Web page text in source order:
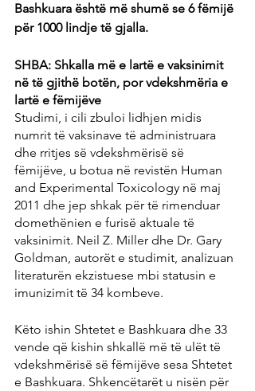
Bashkuara është më shumë se 6 fëmijë
për 1000 lindje të gjalla.
SHBA: Shkalla më e lartë e vaksinimit
në të gjithë botën, por vdekshmëria e
lartë e fëmijëve
Studimi, i cili zbuloi lidhjen midis
numrit të vaksinave të administruara
dhe rritjes së vdekshmërisë së
fëmijëve, u botua në revistën Human
and Experimental Toxicology në maj
2011 dhe jep shkak për të rimenduar
domethënien e furisë aktuale të
vaksinimit. Neil Z. Miller dhe Dr. Gary
Goldman, autorët e studimit, analizuan
literaturën ekzistuese mbi statusin e
imunizimit të 34 kombeve.
Këto ishin Shtetet e Bashkuara dhe 33
vende që kishin shkallë më të ulët të
vdekshmërisë së fëmijëve sesa Shtetet
e Bashkuara. Shkencëtarët u nisën për